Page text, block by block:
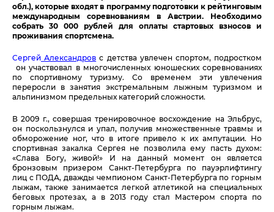
обл.), которые входят в программу подготовки к рейтинговым
международным соревнованиям в Австрии. Необходимо
собрать 30 000 рублей для оплаты стартовых взносов и
проживания спортсмена.
Сергей Александров с детства увлечен спортом, подростком
он участвовал в многочисленных юношеских соревнованиях
по спортивному туризму. Со временем эти увлечения
переросли в занятия экстремальным лыжным туризмом и
альпинизмом предельных категорий сложности.
В 2009 г., совершая тренировочное восхождение на Эльбрус,
он поскользнулся и упал, получив множественные травмы и
обморожение ног, что в итоге привело к их ампутации. Но
спортивная закалка Сергея не позволила ему пасть духом:
«Слава Богу, живой!» И на данный момент он является
бронзовым призером Санкт-Петербурга по пауэрлифтингу
лиц с ПОДА, дважды чемпионом Санкт-Петербурга по горным
лыжам, также занимается легкой атлетикой на специальных
беговых протезах, а в 2013 году стал Мастером спорта по
горным лыжам.